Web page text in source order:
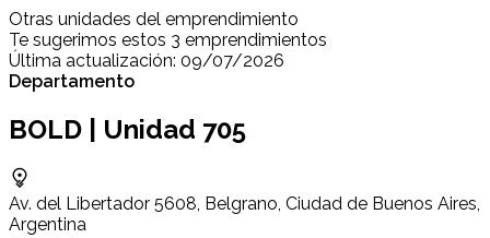
Otras unidades del emprendimiento
Te sugerimos estos 3 emprendimientos
Última actualización: 09/07/2026
Departamento
BOLD | Unidad 705
Av. del Libertador 5608, Belgrano, Ciudad de Buenos Aires,
Argentina